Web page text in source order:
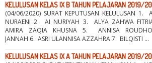
KELULUSAN KELAS IX B TAHUN PELAJARAN 2019/
(04/06/2020) SURAT KEPUTUSAN KELULUSAN 1.
NURAENI 2. AI NURIYAH 3. ALYA ZAHWA
AMIRA ZAQIA KHUSNA 5. ANNISA
JANNAH 6. ASRI ULANNISA AZZAHRA 7. BILQISTI ...
KELULUSAN KELAS IX A TAHUN PELAJARAN 2019/